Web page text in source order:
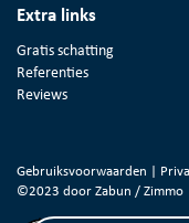
Extra links
Gratis schatting
Referenties
Reviews
Gebruiksvoorwaarden |
©2023 doorZabun /Zimmo